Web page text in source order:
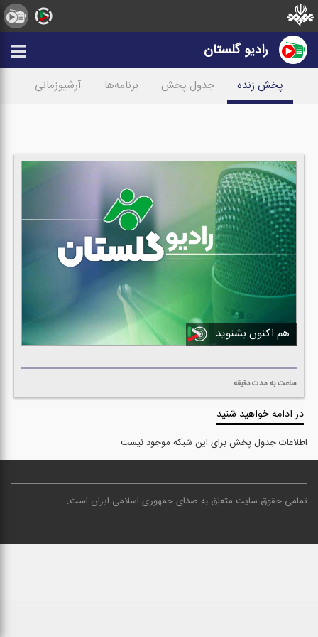
رادیو گلستان
پخش زنده جدول پخش برنامه‌ها آرشیوزمانی
هم اکنون بشنوید
ساعتبه مدتدقیقه
در ادامه خواهید شنید
اطلاعات جدول پخش برای این شبکه موجود نیست
تمامی حقوق سایت متعلق به صدای جمهوری اسلامی ایران است.